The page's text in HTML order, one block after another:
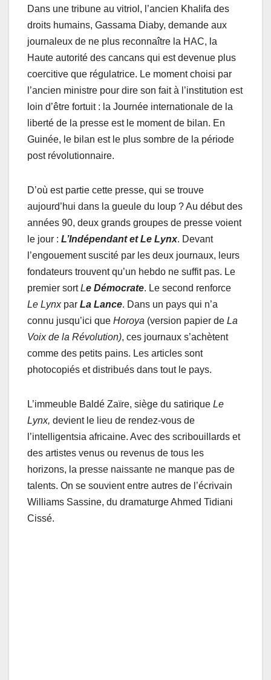
Dans une tribune au vitriol, l’ancien Khalifa des
droits humains, Gassama Diaby, demande aux
journaleux de ne plus reconnaître la HAC, la
Haute autorité des cancans qui est devenue plus
coercitive que régulatrice. Le moment choisi par
l’ancien ministre pour dire son fait à l’institution est
loin d’être fortuit : la Journée internationale de la
liberté de la presse est le moment de bilan. En
Guinée, le bilan est le plus sombre de la période
post révolutionnaire.
D’où est partie cette presse, qui se trouve
aujourd’hui dans la gueule du loup ? Au début des
années 90, deux grands groupes de presse voient
le jour : L’Indépendant et Le Lynx. Devant
l’engouement suscité par les deux journaux, leurs
fondateurs trouvent qu’un hebdo ne suffit pas. Le
premier sortLe Démocrate. Le second renforce
Le Lynxpar La Lance. Dans un pays qui n’a
connu jusqu’ici que Horoya (version papier de La
Voix de la Révolution), ces journaux s’achètent
comme des petits pains. Les articles sont
photocopiés et distribués dans tout le pays.
L’immeuble Baldé Zaïre, siège du satirique Le
Lynx, devient le lieu de rendez-vous de
l’intelligentsia africaine. Avec des scribouillards et
des artistes venus ou revenus de tous les
horizons, la presse naissante ne manque pas de
talents. On se souvient entre autres de l’écrivain
Williams Sassine, du dramaturge Ahmed Tidiani
Cissé.